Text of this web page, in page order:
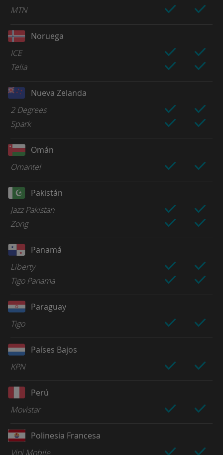
MTN
Noruega
ICE
Telia
Nueva Zelanda
2 Degrees
Spark
Omán
Omantel
Pakistán
Jazz Pakistan
Zong
Panamá
Liberty
Tigo Panama
Paraguay
Tigo
Países Bajos
KPN
Perú
Movistar
Polinesia Francesa
Vini Mobile